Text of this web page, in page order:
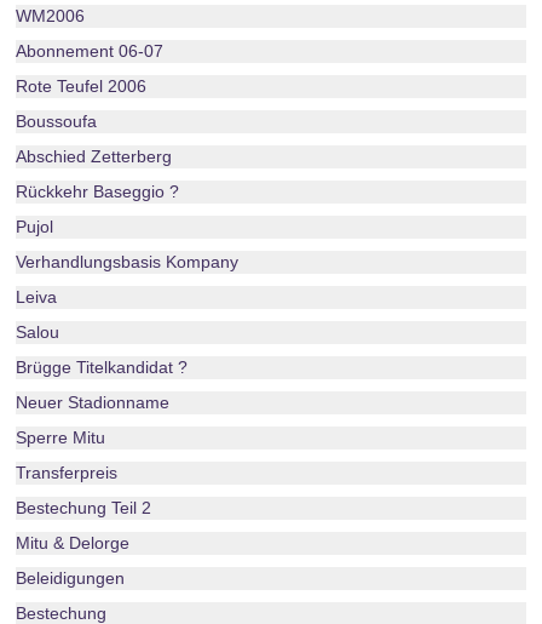
WM2006
Abonnement 06-07
Rote Teufel 2006
Boussoufa
Abschied Zetterberg
Rückkehr Baseggio ?
Pujol
Verhandlungsbasis Kompany
Leiva
Salou
Brügge Titelkandidat ?
Neuer Stadionname
Sperre Mitu
Transferpreis
Bestechung Teil 2
Mitu & Delorge
Beleidigungen
Bestechung